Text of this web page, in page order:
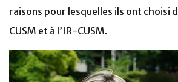
raisons pour lesquelles ils ont choisi
CUSM et à l’IR-CUSM.